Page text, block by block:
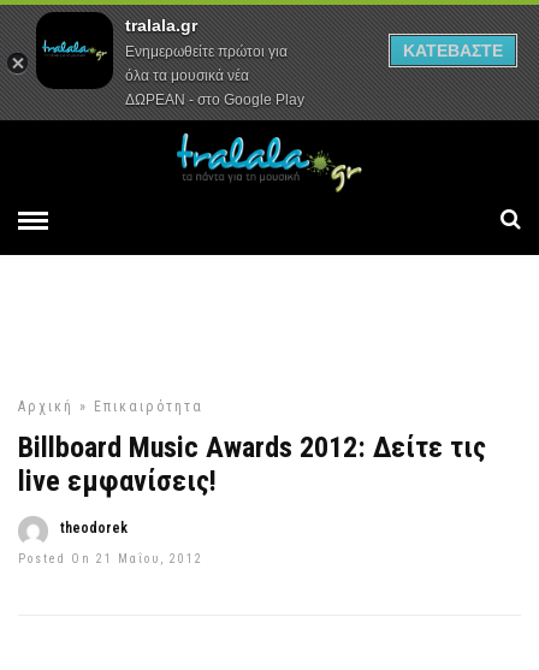
Αρχική Συνεντεύξεις Ρεπορτάζ
Αρχική » Επικαιρότητα
Billboard Music Awards 2012: Δείτε τις
live εμφανίσεις!
theodorek
Posted On 21 Μαΐου, 2012
tralala.gr
Ενημερωθείτε πρώτοι για
όλα τα μουσικά νέα
ΔΩΡΕΑΝ - στο Google Play
ΚΑΤΕΒΑΣΤΕ